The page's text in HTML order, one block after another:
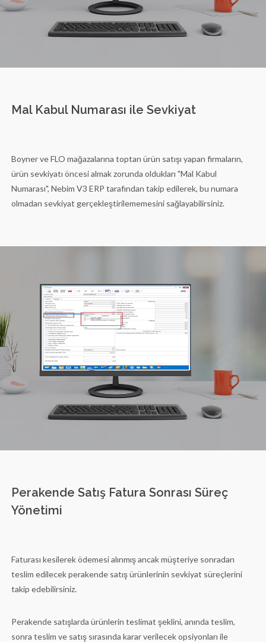
Mal Kabul Numarası ile Sevkiyat
Boyner ve FLO mağazalarına toptan ürün satışı yapan firmaların,
ürün sevkiyatı öncesi almak zorunda oldukları "Mal Kabul
Numarası", Nebim V3 ERP tarafından takip edilerek, bu numara
olmadan sevkiyat gerçekleştirilememesini sağlayabilirsiniz.
Perakende Satış Fatura Sonrası Süreç
Yönetimi
Faturası kesilerek ödemesi alınmış ancak müşteriye sonradan
teslim edilecek perakende satış ürünlerinin sevkiyat süreçlerini
takip edebilirsiniz.
Perakende satışlarda ürünlerin teslimat şeklini, anında teslim,
sonra teslim ve satış sırasında karar verilecek opsiyonları ile